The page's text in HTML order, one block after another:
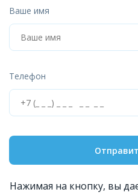
Ваше имя
Телефон
Нажимая на кнопку, вы